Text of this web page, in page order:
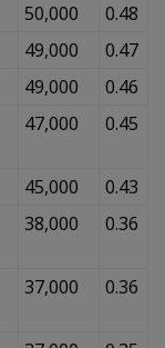
50,000
0.48
49,000
0.47
49,000
0.46
47,000 0.45
45,000
0.43
38,000 0.36
37,000 0.36